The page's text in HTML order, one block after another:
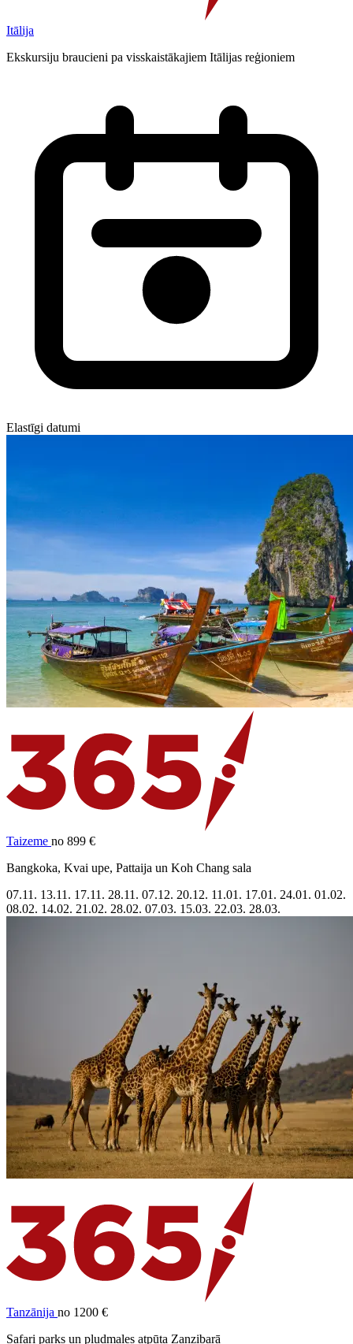
Itālija
Ekskursiju braucieni pa visskaistākajiem Itālijas reģioniem
Elastīgi datumi
Taizeme no 899 €
Bangkoka, Kvai upe, Pattaija un Koh Chang sala
07.11. 13.11. 17.11. 28.11. 07.12. 20.12. 11.01. 17.01. 24.01. 01.02.
08.02. 14.02. 21.02. 28.02. 07.03. 15.03. 22.03. 28.03.
Tanzānija no 1200 €
Safari parks un pludmales atpūta Zanzibarā